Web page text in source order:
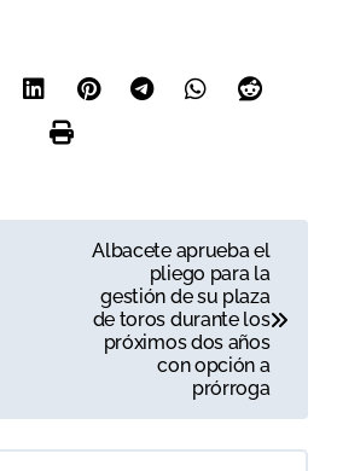
Albacete aprueba el
pliego para la
gestión de su plaza
de toros durante los
próximos dos años
con opción a
prórroga